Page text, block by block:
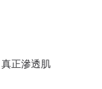
正滲透肌